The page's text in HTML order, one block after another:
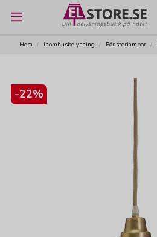
Hem Inomhusbelysning Fönsterlampor
-22%